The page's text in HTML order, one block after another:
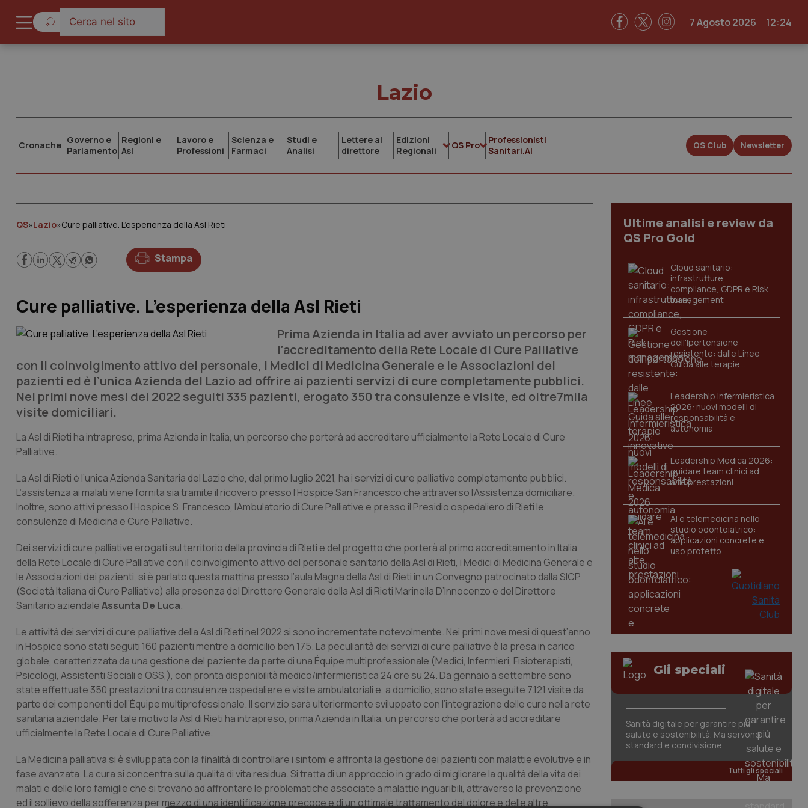
7 Agosto 2026 12:24
Lazio
Cronache Governo e
Parlamento
Regioni e
Asl
Lavoro e
Professioni
Scienza e
Farmaci
Studi e
Analisi
Lettere al
direttore
Edizioni
Regionali
QS Pro
Professionisti
Sanitari.AI
QS Club Newsletter
QS»Lazio»Cure palliative. L’esperienza della Asl Rieti
Stampa
Cure palliative. L’esperienza della Asl Rieti
Prima Azienda in Italia ad aver avviato un percorso per
l’accreditamento della Rete Locale di Cure Palliative
con il coinvolgimento attivo del personale, i Medici di Medicina Generale e le Associazioni dei
pazienti ed è l’unica Azienda del Lazio ad offrire ai pazienti servizi di cure completamente pubblici.
Nei primi nove mesi del 2022 seguiti 335 pazienti, erogato 350 tra consulenze e visite, ed oltre7mila
visite domiciliari.
La Asl di Rieti ha intrapreso, prima Azienda in Italia, un percorso che porterà ad accreditare ufficialmente la Rete Locale di Cure
Palliative.
La Asl di Rieti è l’unica Azienda Sanitaria del Lazio che, dal primo luglio 2021, ha i servizi di cure palliative completamente pubblici.
L’assistenza ai malati viene fornita sia tramite il ricovero presso l’Hospice San Francesco che attraverso l’Assistenza domiciliare.
Inoltre, sono attivi presso l’Hospice S. Francesco, l’Ambulatorio di Cure Palliative e presso il Presidio ospedaliero di Rieti le
consulenze di Medicina e Cure Palliative.
Dei servizi di cure palliative erogati sul territorio della provincia di Rieti e del progetto che porterà al primo accreditamento in Italia
della Rete Locale di Cure Palliative con il coinvolgimento attivo del personale sanitario della Asl di Rieti, i Medici di Medicina Generale e
le Associazioni dei pazienti, si è parlato questa mattina presso l’aula Magna della Asl di Rieti in un Convegno patrocinato dalla SICP
(Società Italiana di Cure Palliative) alla presenza del Direttore Generale della Asl di Rieti Marinella D’Innocenzo e del Direttore
Sanitario aziendaleAssunta De Luca.
Le attività dei servizi di cure palliative della Asl di Rieti nel 2022 si sono incrementate notevolmente. Nei primi nove mesi di quest’anno
in Hospice sono stati seguiti 160 pazienti mentre a domicilio ben 175. La peculiarità dei servizi di cure palliative è la presa in carico
globale, caratterizzata da una gestione del paziente da parte di una Équipe multiprofessionale (Medici, Infermieri, Fisioterapisti,
Psicologi, Assistenti Sociali e OSS,), con pronta disponibilità medico/infermieristica 24 ore su 24. Da gennaio a settembre sono
state effettuate 350 prestazioni tra consulenze ospedaliere e visite ambulatoriali e, a domicilio, sono state eseguite 7.121 visite da
parte dei componenti dell’Équipe multiprofessionale. Il servizio sarà ulteriormente sviluppato con l’integrazione delle cure nella rete
sanitaria aziendale. Per tale motivo la Asl di Rieti ha intrapreso, prima Azienda in Italia, un percorso che porterà ad accreditare
ufficialmente la Rete Locale di Cure Palliative.
La Medicina palliativa si è sviluppata con la finalità di controllare i sintomi e affronta la gestione dei pazienti con malattie evolutive e in
fase avanzata. La cura si concentra sulla qualità di vita residua. Si tratta di un approccio in grado di migliorare la qualità della vita dei
malati e delle loro famiglie che si trovano ad affrontare le problematiche associate a malattie inguaribili, attraverso la prevenzione
ed il sollievo della sofferenza per mezzo di una identificazione precoce e di un ottimale trattamento del dolore e delle altre
Ultime analisi e review da
QS Pro Gold
Cloud sanitario:
infrastrutture,
compliance, GDPR e Risk
management
Gestione
dell'Ipertensione
resistente: dalle Linee
Guida alle terapie
innovative
Leadership Infermieristica
2026: nuovi modelli di
responsabilità e
autonomia
Leadership Medica 2026:
guidare team clinici ad
alte prestazioni
AI e telemedicina nello
studio odontoiatrico:
applicazioni concrete e
uso protetto
Gli speciali
Sanità digitale per garantire più
salute e sostenibilità. Ma servono
standard e condivisione
Tutti gli speciali